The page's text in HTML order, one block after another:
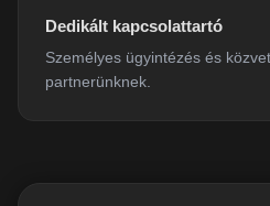
Dedikált kapcsolattartó
Személyes ügyintézés és
partnerünknek.